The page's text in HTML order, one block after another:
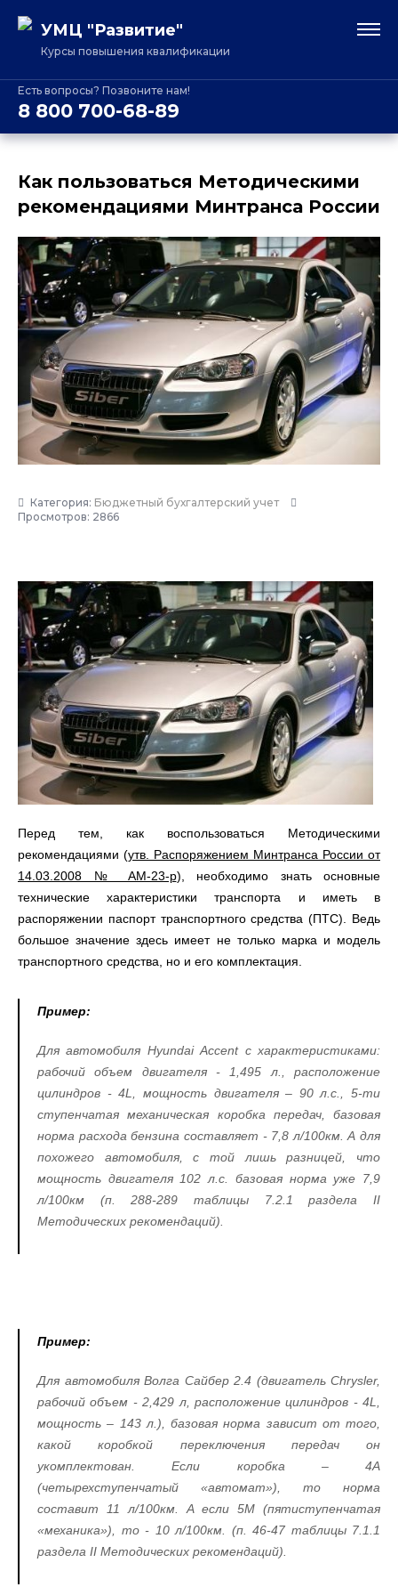
УМЦ "Развитие"
Курсы повышения квалификации
Есть вопросы? Позвоните нам!
8 800 700-68-89
Как пользоваться Методическими
рекомендациями Минтранса России
Категория: Бюджетный бухгалтерский учет
Просмотров: 2866
Перед тем, как воспользоваться Методическими
рекомендациями (утв. Распоряжением Минтранса России от
14.03.2008 № АМ-23-р), необходимо знать основные
технические характеристики транспорта и иметь в
распоряжении паспорт транспортного средства (ПТС). Ведь
большое значение здесь имеет не только марка и модель
транспортного средства, но и его комплектация.
Пример:
Для автомобиля Hyundai Accent с характеристиками:
рабочий объем двигателя - 1,495 л., расположение
цилиндров - 4L, мощность двигателя – 90 л.с., 5-ти
ступенчатая механическая коробка передач, базовая
норма расхода бензина составляет - 7,8 л/100км. А для
похожего автомобиля, с той лишь разницей, что
мощность двигателя 102 л.с. базовая норма уже 7,9
л/100км (п. 288-289 таблицы 7.2.1 раздела II
Методических рекомендаций).
Пример:
Для автомобиля Волга Сайбер 2.4 (двигатель Chrysler,
рабочий объем - 2,429 л, расположение цилиндров - 4L,
мощность – 143 л.), базовая норма зависит от того,
какой коробкой переключения передач он
укомплектован. Если коробка – 4А
(четырехступенчатый «автомат»), то норма
составит 11 л/100км. А если 5М (пятиступенчатая
«механика»), то - 10 л/100км. (п. 46-47 таблицы 7.1.1
раздела II Методических рекомендаций).